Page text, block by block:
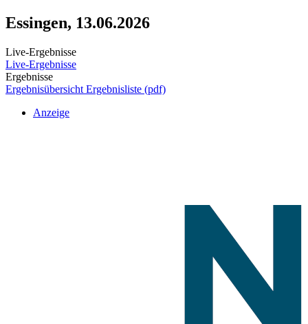
Essingen, 13.06.2026
Live-Ergebnisse
Live-Ergebnisse
Ergebnisse
Ergebnisübersicht Ergebnisliste (pdf)
Anzeige